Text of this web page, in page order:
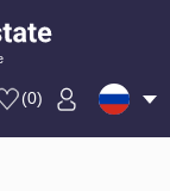
(0)